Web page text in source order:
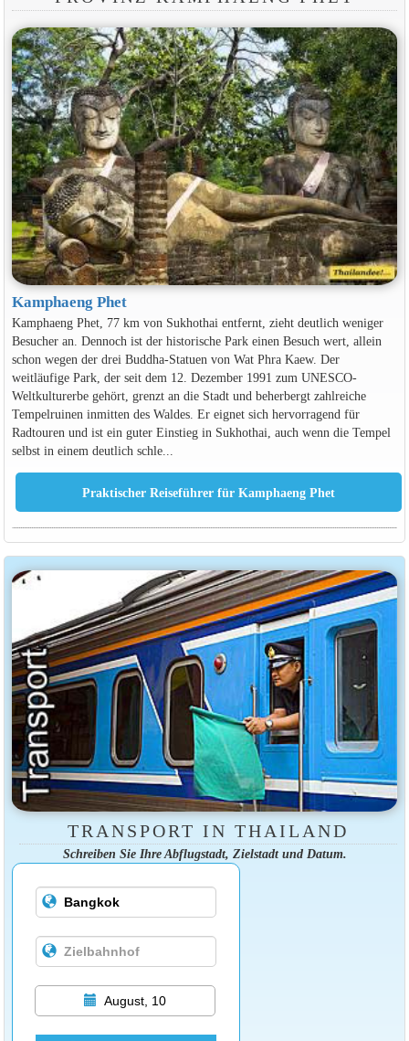
Kamphaeng Phet
Kamphaeng Phet, 77 km von Sukhothai entfernt, zieht deutlich weniger
Besucher an. Dennoch ist der historische Park einen Besuch wert, allein
schon wegen der drei Buddha-Statuen von Wat Phra Kaew. Der
weitläufige Park, der seit dem 12. Dezember 1991 zum UNESCO-
Weltkulturerbe gehört, grenzt an die Stadt und beherbergt zahlreiche
Tempelruinen inmitten des Waldes. Er eignet sich hervorragend für
Radtouren und ist ein guter Einstieg in Sukhothai, auch wenn die Tempel
selbst in einem deutlich schle...
TRANSPORT IN THAILAND
Schreiben Sie Ihre Abflugstadt, Zielstadt und Datum.
August, 10